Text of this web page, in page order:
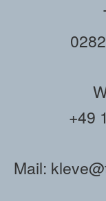
+49
Mail: